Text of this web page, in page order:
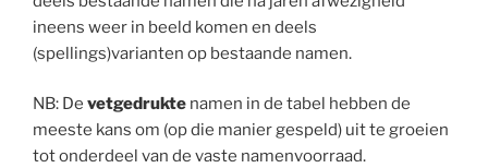
ineens weer in beeld komen en deels
(spellings)varianten op bestaande namen.
NB: De vetgedrukte namen in de tabel hebben de
meeste kans om (op die manier gespeld) uit te groeien
tot onderdeel van de vaste namenvoorraad.